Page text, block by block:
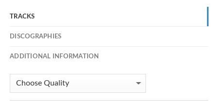
TRACKS
DISCOGRAPHIES
ADDITIONAL INFORMATION